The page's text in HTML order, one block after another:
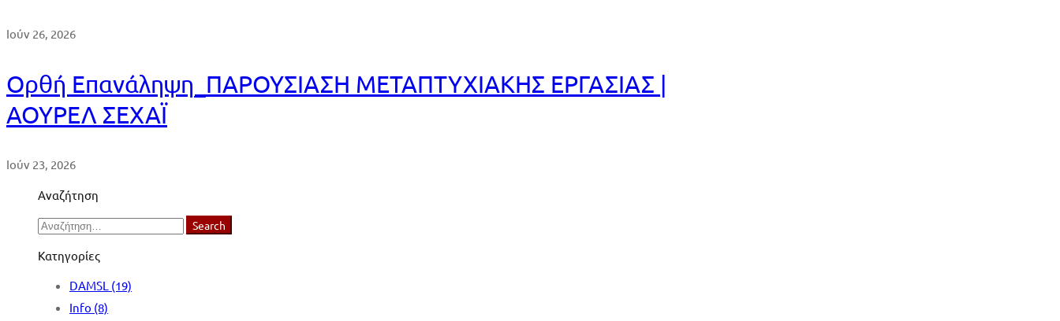
Ιούν 26, 2026
Ορθή Επανάληψη_ΠΑΡΟΥΣΙΑΣΗ ΜΕΤΑΠΤΥΧΙΑΚΗΣ ΕΡΓΑΣΙΑΣ |
ΑΟΥΡΕΛ ΣΕΧΑΪ
Ιούν 23, 2026
Αναζήτηση
Search
Search
Κατηγορίες
DAMSL (19)
Info (8)